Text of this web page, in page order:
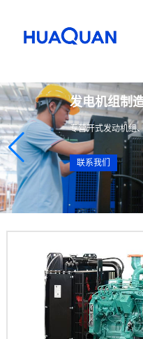
发电机组制
专营开式发动机组
联系我们